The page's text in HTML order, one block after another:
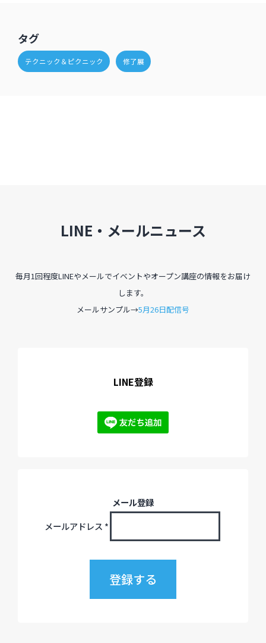
タグ
テクニック＆ピクニック 修了展
LINE・メールニュース
毎月1回程度LINEやメールでイベントやオープン講座の情報をお届け
します。
メールサンプル→5月26日配信号
LINE登録
メール登録
メールアドレス *